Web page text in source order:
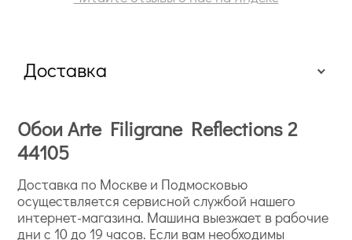
Доставка
Обои Arte Filigrane Reflections 2
44105
Доставка по Москве и Подмосковью
осуществляется сервисной службой нашего
интернет-магазина. Машина выезжает в рабочие
дни с 10 до 19 часов. Если вам необходимы